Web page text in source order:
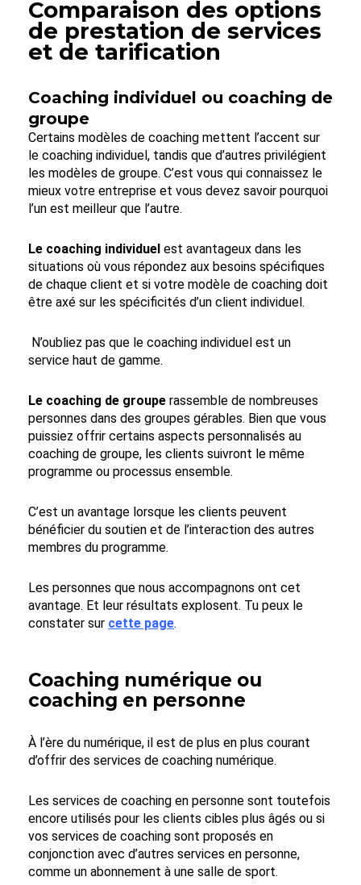
Comparaison des options
de prestation de services
et de tarification
Coaching individuel ou coaching de
groupe
Certains modèles de coaching mettent l’accent sur
le coaching individuel, tandis que d’autres privilégient
les modèles de groupe. C’est vous qui connaissez le
mieux votre entreprise et vous devez savoir pourquoi
l’un est meilleur que l’autre.
Le coaching individuel est avantageux dans les
situations où vous répondez aux besoins spécifiques
de chaque client et si votre modèle de coaching doit
être axé sur les spécificités d’un client individuel.
N’oubliez pas que le coaching individuel est un
service haut de gamme.
Le coaching de groupe rassemble de nombreuses
personnes dans des groupes gérables. Bien que vous
puissiez offrir certains aspects personnalisés au
coaching de groupe, les clients suivront le même
programme ou processus ensemble.
C’est un avantage lorsque les clients peuvent
bénéficier du soutien et de l’interaction des autres
membres du programme.
Les personnes que nous accompagnons ont cet
avantage. Et leur résultats explosent. Tu peux le
constater sur cette page.
Coaching numérique ou
coaching en personne
À l’ère du numérique, il est de plus en plus courant
d’offrir des services de coaching numérique.
Les services de coaching en personne sont toutefois
encore utilisés pour les clients cibles plus âgés ou si
vos services de coaching sont proposés en
conjonction avec d’autres services en personne,
comme un abonnement à une salle de sport.